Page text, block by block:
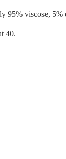
95% viscose, 5%
40.